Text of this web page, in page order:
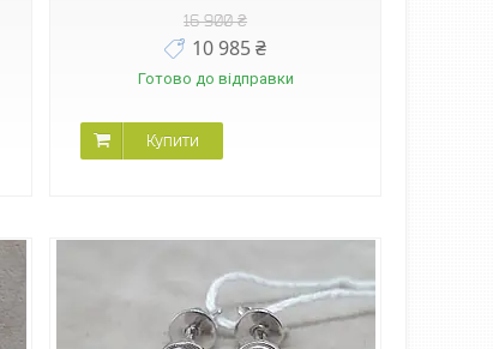
16 900 ₴
10 985 ₴
Готово до відправки
Купити